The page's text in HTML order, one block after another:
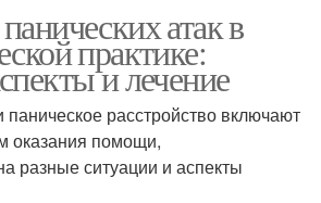
атак в
практике:
и лечение
паническое расстройство включают
оказания помощи,
разные ситуации и аспекты